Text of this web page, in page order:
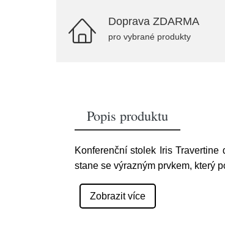
Doprava ZDARMA
pro vybrané produkty
Popis produktu
Konferenční stolek Iris
stane se výrazným prvkem, který
Zobrazit více